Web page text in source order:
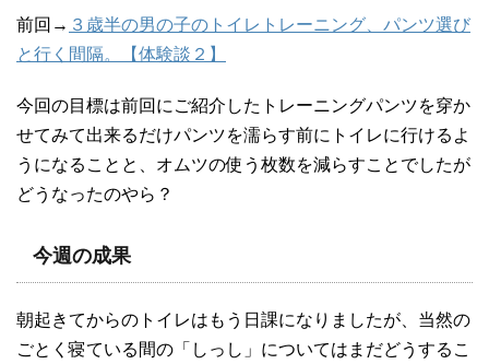
前回→ ３歳半の男の子のトイレトレーニング、パンツ選び
と行く間隔。【体験談２】
今回の目標は前回にご紹介したトレーニングパンツを穿か
せてみて出来るだけパンツを濡らす前にトイレに行けるよ
うになることと、オムツの使う枚数を減らすことでしたが
どうなったのやら？
今週の成果
朝起きてからのトイレはもう日課になりましたが、当然の
ごとく寝ている間の「しっし」についてはまだどうするこ